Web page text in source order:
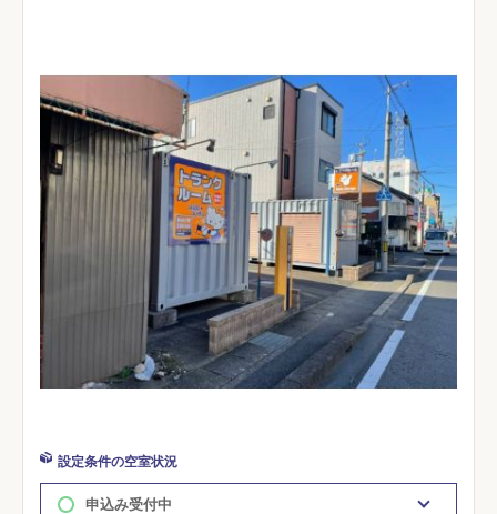
設定条件の空室状況
申込み受付中